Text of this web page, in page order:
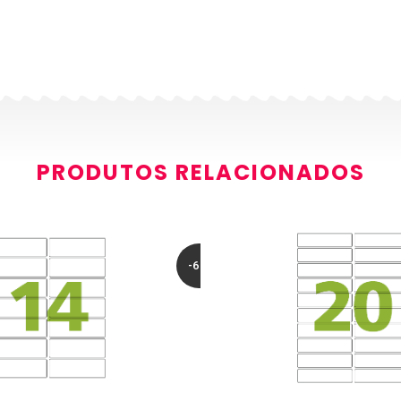
PRODUTOS RELACIONADOS
-6%